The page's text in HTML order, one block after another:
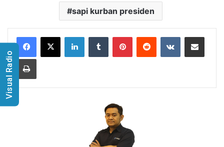
sapi kurban presiden
LinkedInTumblr PinterestReddit VKontakteShare via Email
Print
Visual Radio